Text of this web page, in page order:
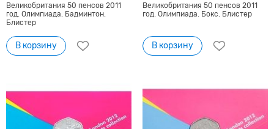
Великобритания 50 пенсов 2011
год. Олимпиада. Бадминтон.
Блистер
В корзину
Великобритания 50 пенсов 2011
год. Олимпиада. Бокс. Блистер
В корзину